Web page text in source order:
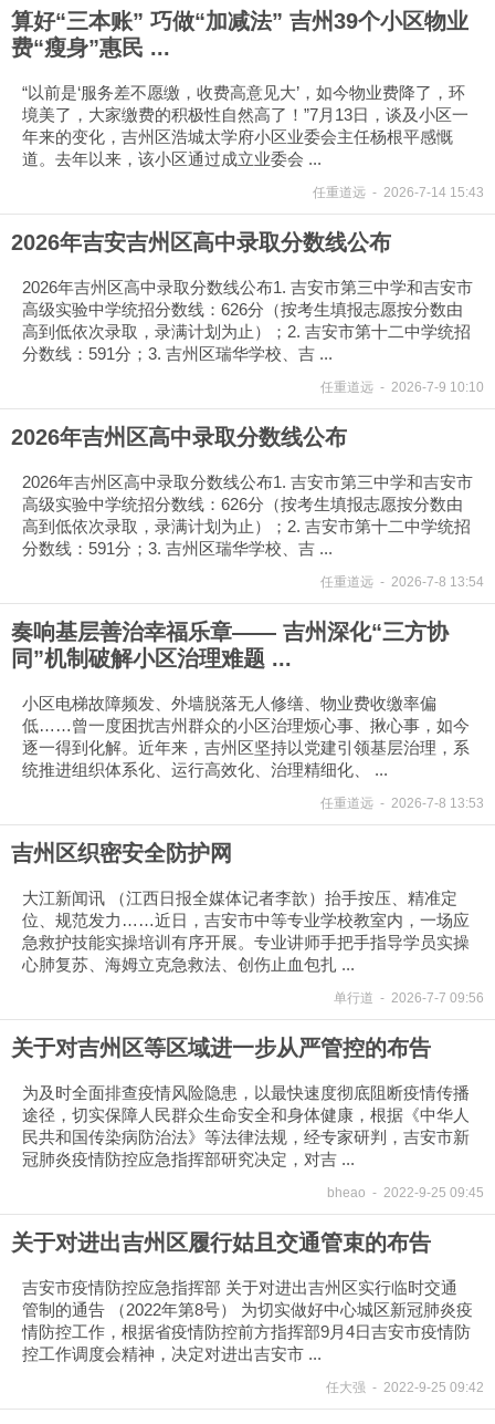
算好“三本账” 巧做“加减法” 吉州39个小区物业
费“瘦身”惠民 ...
“以前是‘服务差不愿缴，收费高意见大’，如今物业费降了，环
境美了，大家缴费的积极性自然高了！”7月13日，谈及小区一
年来的变化，吉州区浩城太学府小区业委会主任杨根平感慨
道。去年以来，该小区通过成立业委会 ...
任重道远 - 2026-7-14 15:43
2026年吉安吉州区高中录取分数线公布
2026年吉州区高中录取分数线公布1. 吉安市第三中学和吉安市
高级实验中学统招分数线：626分（按考生填报志愿按分数由
高到低依次录取，录满计划为止）；2. 吉安市第十二中学统招
分数线：591分；3. 吉州区瑞华学校、吉 ...
任重道远 - 2026-7-9 10:10
2026年吉州区高中录取分数线公布
2026年吉州区高中录取分数线公布1. 吉安市第三中学和吉安市
高级实验中学统招分数线：626分（按考生填报志愿按分数由
高到低依次录取，录满计划为止）；2. 吉安市第十二中学统招
分数线：591分；3. 吉州区瑞华学校、吉 ...
任重道远 - 2026-7-8 13:54
奏响基层善治幸福乐章—— 吉州深化“三方协
同”机制破解小区治理难题 ...
小区电梯故障频发、外墙脱落无人修缮、物业费收缴率偏
低……曾一度困扰吉州群众的小区治理烦心事、揪心事，如今
逐一得到化解。近年来，吉州区坚持以党建引领基层治理，系
统推进组织体系化、运行高效化、治理精细化、 ...
任重道远 - 2026-7-8 13:53
吉州区织密安全防护网
大江新闻讯 （江西日报全媒体记者李歆）抬手按压、精准定
位、规范发力……近日，吉安市中等专业学校教室内，一场应
急救护技能实操培训有序开展。专业讲师手把手指导学员实操
心肺复苏、海姆立克急救法、创伤止血包扎 ...
单行道 - 2026-7-7 09:56
关于对吉州区等区域进一步从严管控的布告
为及时全面排查疫情风险隐患，以最快速度彻底阻断疫情传播
途径，切实保障人民群众生命安全和身体健康，根据《中华人
民共和国传染病防治法》等法律法规，经专家研判，吉安市新
冠肺炎疫情防控应急指挥部研究决定，对吉 ...
bheao - 2022-9-25 09:45
关于对进出吉州区履行姑且交通管束的布告
吉安市疫情防控应急指挥部 关于对进出吉州区实行临时交通
管制的通告 （2022年第8号） 为切实做好中心城区新冠肺炎疫
情防控工作，根据省疫情防控前方指挥部9月4日吉安市疫情防
控工作调度会精神，决定对进出吉安市 ...
任大强 - 2022-9-25 09:42